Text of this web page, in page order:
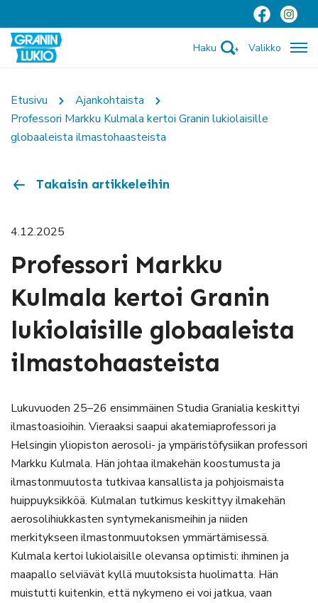
Haku Valikko
Etusivu
Ajankohtaista
Professori Markku Kulmala kertoi Granin lukiolaisille
globaaleista ilmastohaasteista
Takaisin artikkeleihin
4.12.2025
Professori Markku
Kulmala kertoi Granin
lukiolaisille globaaleista
ilmastohaasteista
Lukuvuoden 25–26 ensimmäinen Studia Granialia keskittyi
ilmastoasioihin. Vieraaksi saapui akatemiaprofessori ja
Helsingin yliopiston aerosoli- ja ympäristöfysiikan professori
Markku Kulmala. Hän johtaa ilmakehän koostumusta ja
ilmastonmuutosta tutkivaa kansallista ja pohjoismaista
huippuyksikköä. Kulmalan tutkimus keskittyy ilmakehän
aerosolihiukkasten syntymekanismeihin ja niiden
merkitykseen ilmastonmuutoksen ymmärtämisessä.
Kulmala kertoi lukiolaisille olevansa optimisti: ihminen ja
maapallo selviävät kyllä muutoksista huolimatta. Hän
muistutti kuitenkin, että nykymeno ei voi jatkua, vaan